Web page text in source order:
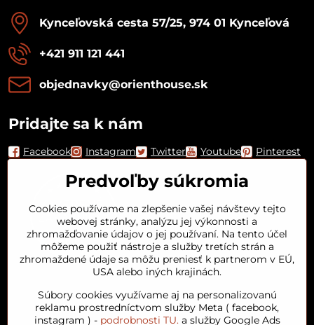
Kynceľovská cesta 57/25, 974 01 Kynceľová
+421 911 121 441
objednavky​@orienthouse​.sk
Pridajte sa k nám
Facebook Instagram Twitter Youtube Pinterest
Orient House
Predvoľby súkromia
Cookies používame na zlepšenie vašej návštevy tejto
webovej stránky, analýzu jej výkonnosti a
zhromažďovanie údajov o jej používaní. Na tento účel
môžeme použiť nástroje a služby tretích strán a
zhromaždené údaje sa môžu preniesť k partnerom v EÚ,
USA alebo iných krajinách.
Súbory cookies využívame aj na personalizovanú
reklamu prostredníctvom služby Meta ( facebook,
instagram ) - podrobnosti TU.a služby Google Ads